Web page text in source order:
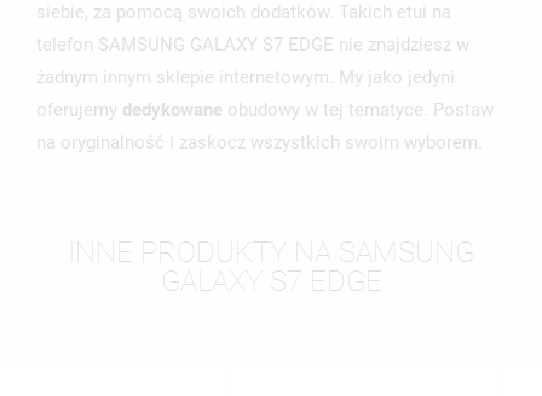
siebie, za pomocą swoich dodatków. Takich etui na
telefon SAMSUNG GALAXY S7 EDGE nie znajdziesz w
żadnym innym sklepie internetowym. My jako jedyni
oferujemy dedykowane obudowy w tej tematyce. Postaw
na oryginalność i zaskocz wszystkich swoim wyborem.
INNE PRODUKTY NA SAMSUNG
GALAXY S7 EDGE